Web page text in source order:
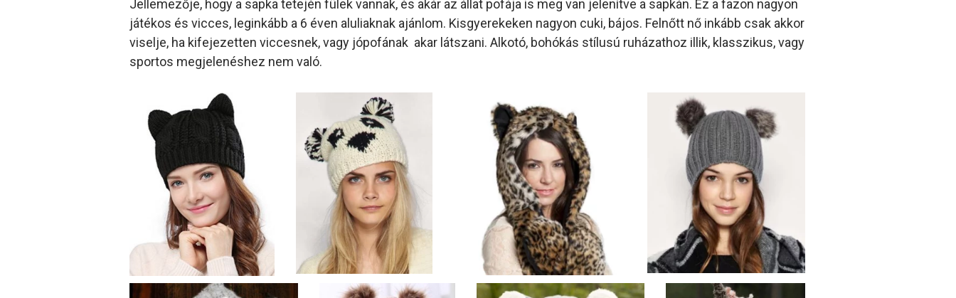
Jellemezője, hogy a sapka tetején fülek vannak, és akár az állat pofája is meg van jelenítve a sapkán. Ez a fazon nagyon
játékos és vicces, leginkább a 6 éven aluliaknak ajánlom. Kisgyerekeken nagyon cuki, bájos. Felnőtt nő inkább csak akkor
viselje, ha kifejezetten viccesnek, vagy jópofának akar látszani. Alkotó, bohókás stílusú ruházathoz illik, klasszikus, vagy
sportos megjelenéshez nem való.